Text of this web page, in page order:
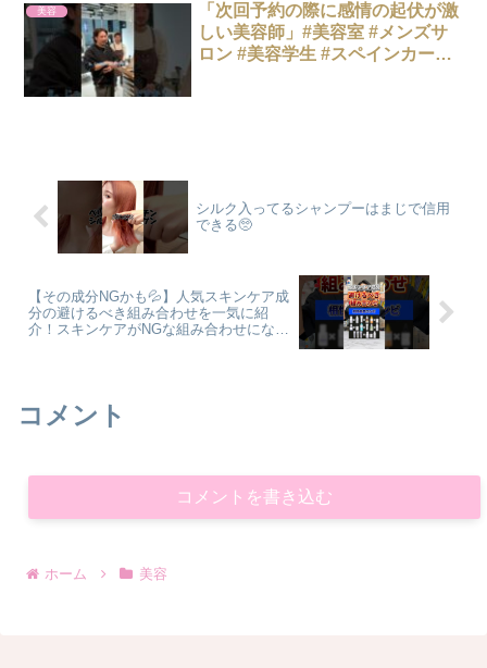
美容
「次回予約の際に感情の起伏が激
しい美容師」#美容室 #メンズサ
ロン #美容学生 #スペインカール
シルク入ってるシャンプーはまじで信用
できる🥺
【その成分NGかも💦】人気スキンケア成
分の避けるべき組み合わせを一気に紹
介！スキンケアがNGな組み合わせになっ
コメント
コメントを書き込む
ホーム 美容